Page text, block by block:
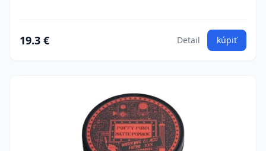
19.3 € Detail kúpiť